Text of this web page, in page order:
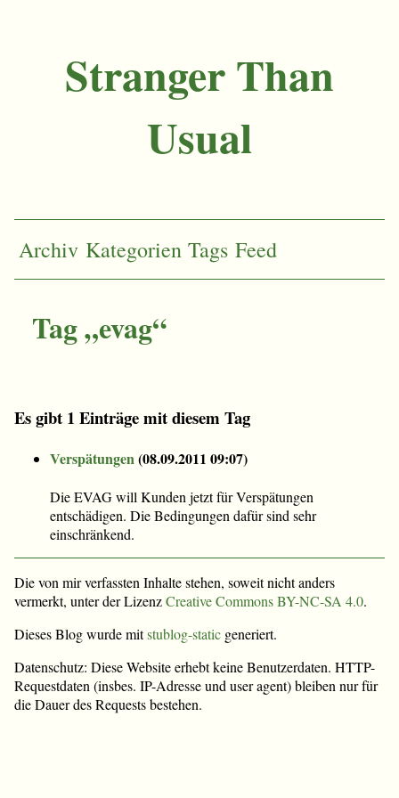
Stranger Than
Usual
Archiv Kategorien Tags Feed
Tag „evag“
Es gibt 1 Einträge mit diesem Tag
Verspätungen(08.09.2011 09:07)
Die EVAG will Kunden jetzt für Verspätungen
entschädigen. Die Bedingungen dafür sind sehr
einschränkend.
Die von mir verfassten Inhalte stehen, soweit nicht anders
vermerkt, unter der LizenzCreative Commons BY-NC-SA 4.0.
Dieses Blog wurde mitstublog-static generiert.
Datenschutz: Diese Website erhebt keine Benutzerdaten. HTTP-
Requestdaten (insbes. IP-Adresse und user agent) bleiben nur für
die Dauer des Requests bestehen.